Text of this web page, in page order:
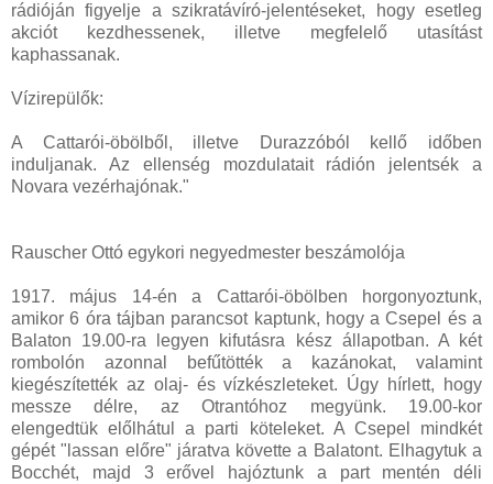
rádióján figyelje a szikratávíró-jelentéseket, hogy esetleg
akciót kezdhessenek, illetve megfelelő utasítást
kaphassanak.
Vízirepülők:
A Cattarói-öbölből, illetve Durazzóból kellő időben
induljanak. Az ellenség mozdulatait rádión jelentsék a
Novara vezérhajónak."
Rauscher Ottó egykori negyedmester beszámolója
1917. május 14-én a Cattarói-öbölben horgonyoztunk,
amikor 6 óra tájban parancsot kaptunk, hogy a Csepel és a
Balaton 19.00-ra legyen kifutásra kész állapotban. A két
rombolón azonnal befűtötték a kazánokat, valamint
kiegészítették az olaj- és vízkészleteket. Úgy hírlett, hogy
messze délre, az Otrantóhoz megyünk. 19.00-kor
elengedtük előlhátul a parti köteleket. A Csepel mindkét
gépét "lassan előre" járatva követte a Balatont. Elhagytuk a
Bocchét, majd 3 erővel hajóztunk a part mentén déli